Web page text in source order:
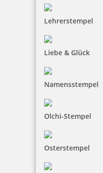
Lehrerstempel
Liebe & Glück
Namensstempel
Olchi-Stempel
Osterstempel